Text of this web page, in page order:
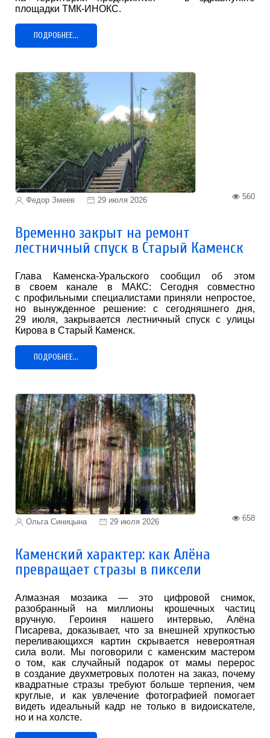
площадки ТМК-ИНОКС.
ПОДРОБНЕЕ...
Федор Змеев 29 июля 2026 560
Временно закрыт на ремонт
лестничный спуск в Старый Каменск
Глава Каменска-Уральского сообщил об этом
в своем канале в МАКС: Сегодня совместно
с профильными специалистами приняли непростое,
но вынужденное решение: с сегодняшнего дня,
29 июля, закрывается лестничный спуск с улицы
Кирова в Старый Каменск.
ПОДРОБНЕЕ...
Ольга Синицына 29 июля 2026 658
Каменский характер: как Алёна
превращает стразы в пиксели
Алмазная мозаика — это цифровой снимок,
разобранный на миллионы крошечных частиц
вручную. Героиня нашего интервью, Алёна
Писарева, доказывает, что за внешней хрупкостью
переливающихся картин скрывается невероятная
сила воли. Мы поговорили с каменским мастером
о том, как случайный подарок от мамы перерос
в создание двухметровых полотен на заказ, почему
квадратные стразы требуют больше терпения, чем
круглые, и как увлечение фотографией помогает
видеть идеальный кадр не только в видоискателе,
но и на холсте.